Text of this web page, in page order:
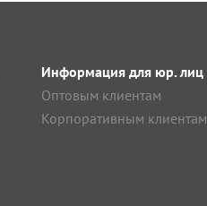
Информация для юр. лиц
Оптовым клиентам
Корпоративным клиентам